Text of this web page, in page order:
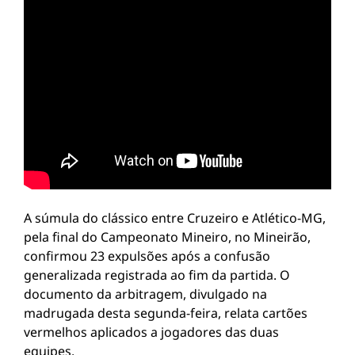
A súmula do clássico entre Cruzeiro e Atlético-MG,
pela final do Campeonato Mineiro, no Mineirão,
confirmou 23 expulsões após a confusão
generalizada registrada ao fim da partida. O
documento da arbitragem, divulgado na
madrugada desta segunda-feira, relata cartões
vermelhos aplicados a jogadores das duas
equipes.